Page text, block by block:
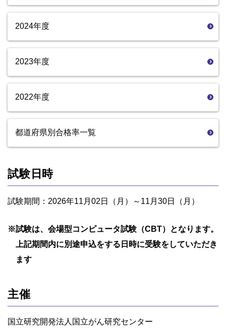
2024年度
2023年度
2022年度
都道府県別合格率一覧
試験日時
試験期間：2026年11月02日（月）～11月30日（月）
※試験は、会場型コンピュータ試験（CBT）となります。
上記期間内に別途申込をする日時に受験をしていただき
ます
主催
国立研究開発法人国立がん研究センター